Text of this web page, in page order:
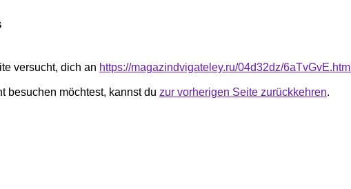
versucht, dich an https://magazindvigateley.ru/04d32dz/6aTvGvE.html
besuchen möchtest, kannst du zur vorherigen Seite zurückkehren.